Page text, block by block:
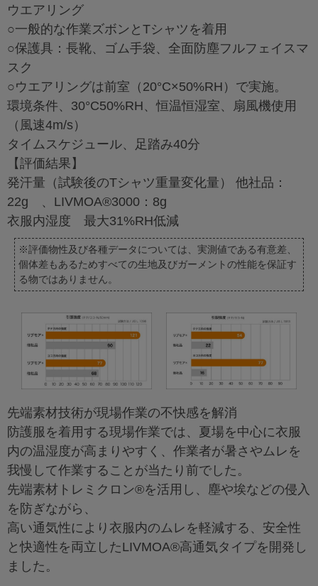
ウエアリング
○一般的な作業ズボンとTシャツを着用
○保護具：長靴、ゴム手袋、全面防塵フルフェイスマ
スク
○ウエアリングは前室（20°C×50%RH）で実施。
環境条件、30°C50%RH、恒温恒湿室、扇風機使用
（風速4m/s）
タイムスケジュール、足踏み40分
【評価結果】
発汗量（試験後のTシャツ重量変化量） 他社品：
22g 、LIVMOA®3000：8g
衣服内湿度 最大31%RH低減
※評価物性及び各種データについては、実測値である有意差、
個体差もあるためすべての生地及びガーメントの性能を保証す
る物ではありません。
先端素材技術が現場作業の不快感を解消
防護服を着用する現場作業では、夏場を中心に衣服
内の温湿度が高まりやすく、作業者が暑さやムレを
我慢して作業することが当たり前でした。
先端素材トレミクロン®を活用し、塵や埃などの侵入
を防ぎながら、
高い通気性により衣服内のムレを軽減する、安全性
と快適性を両立したLIVMOA®高通気タイプを開発し
ました。